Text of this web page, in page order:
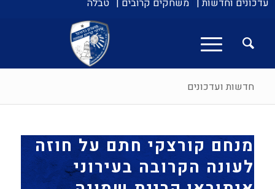
עדכונים וחדשות | משחקים קרובים | טבלה
חדשות ועדכונים
מנחם קורצקי חתם על חוזה
לעונה הקרובה בעירוני